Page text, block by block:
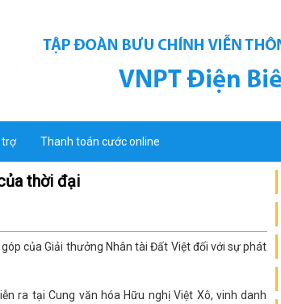
trợ Thanh toán cước online
thời đại
của Giải thưởng Nhân tài Đất Việt đối với sự phát
ra tại Cung văn hóa Hữu nghị Việt Xô, vinh danh